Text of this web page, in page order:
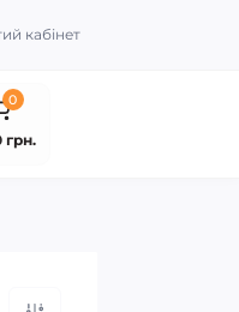
кабінет
0
грн.